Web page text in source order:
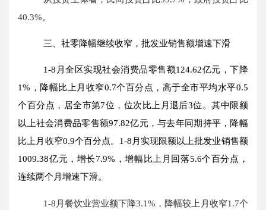
40.3%。
三、社零降幅继续收窄，批发业销售额增速下滑
1-8 月全区实现社会消费品零售额124.62亿元，下降
1%，降幅比上月收窄0.7个百分点， 高于全市平均水平0.5
个百分点，居全市第7位，位次比上月退后3位。其中限额
以上社会消费品零售额97.82亿元，与去年同期持平，降幅
比上月收窄0.9个百分点。 1-8 月实现限额以上批发业销售额
1009.38亿元，增长7.9% ，增幅比上月回落5.6个百分点，
连续两个月增速下滑。
1-8 月餐饮业营业额下降3.1% ， 降幅较上月收窄1.7个